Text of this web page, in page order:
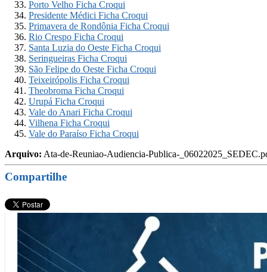
Porto Velho Ficha Croqui
Presidente Médici Ficha Croqui
Primavera de Rondônia Ficha Croqui
Rio Crespo Ficha Croqui
Santa Luzia do Oeste Ficha Croqui
Seringueiras Ficha Croqui
São Felipe do Oeste Ficha Croqui
Teixeirópolis Ficha Croqui
Theobroma Ficha Croqui
Urupá Ficha Croqui
Vale do Anari Ficha Croqui
Vilhena Ficha Croqui
Vale do Paraíso Ficha Croqui
Arquivo: Ata-de-Reuniao-Audiencia-Publica-
Compartilhe